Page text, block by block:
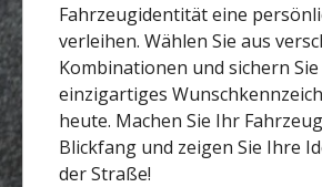
Fahrzeugidentität eine
verleihen. Wählen Sie aus
Kombinationen und sichern
einzigartiges
heute. Machen Sie Ihr
Blickfang und zeigen Sie Ihre
der Straße!